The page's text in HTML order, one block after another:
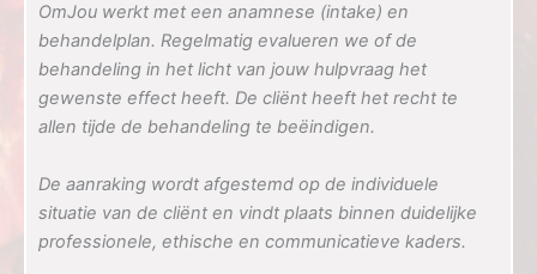
OmJou werkt met een anamnese (intake) en
behandelplan. Regelmatig evalueren we of de
behandeling in het licht van jouw hulpvraag het
gewenste effect heeft. De cliënt heeft het recht te
allen tijde de behandeling te beëindigen.
De aanraking wordt afgestemd op de individuele
situatie van de cliënt en vindt plaats binnen duidelijke
professionele, ethische en communicatieve kaders.